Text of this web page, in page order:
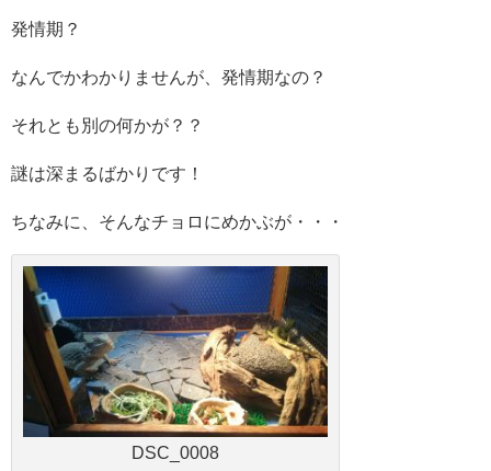
発情期？
なんでかわかりませんが、発情期なの？
それとも別の何かが？？
謎は深まるばかりです！
ちなみに、そんなチョロにめかぶが・・・
DSC_0008